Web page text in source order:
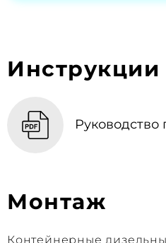
Руководство
Монтаж
Контейнерные